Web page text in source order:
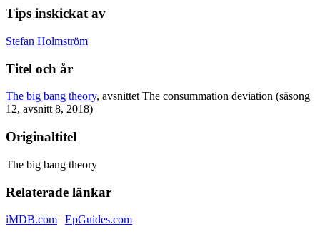
Tips inskickat av
Stefan Holmström
Titel och år
The big bang theory, avsnittet The consummation deviation (säsong
12, avsnitt 8, 2018)
Originaltitel
The big bang theory
Relaterade länkar
iMDB.com | EpGuides.com